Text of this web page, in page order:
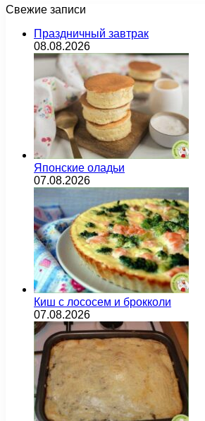
Свежие записи
Праздничный завтрак
08.08.2026
Японские оладьи
07.08.2026
Киш с лососем и брокколи
07.08.2026